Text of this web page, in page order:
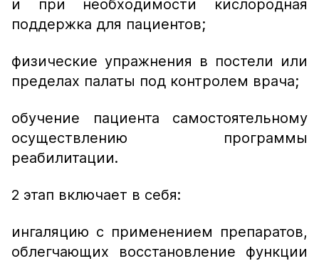
и при необходимости кислородная
поддержка для пациентов;
физические упражнения в постели или
пределах палаты под контролем врача;
обучение пациента самостоятельному
осуществлению программы
реабилитации.
2 этап включает в себя:
ингаляцию с применением препаратов,
облегчающих восстановление функции